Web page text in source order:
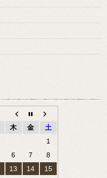
木 金
土
1
6 7
8
13 14
15